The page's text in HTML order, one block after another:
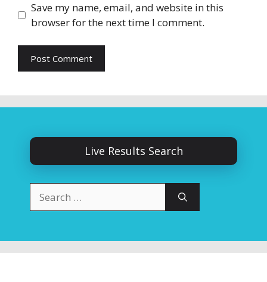
Save my name, email, and website in this
browser for the next time I comment.
Live Results Search
for: